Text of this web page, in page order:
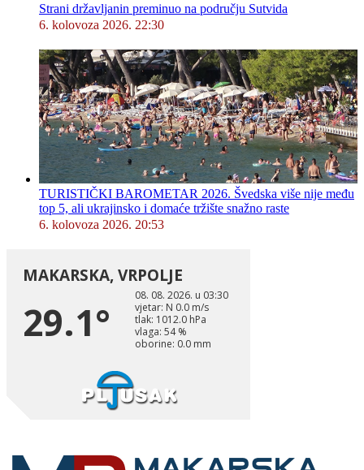
Strani državljanin preminuo na području Sutvida
6. kolovoza 2026. 22:30
TURISTIČKI BAROMETAR 2026. Švedska više nije među
top 5, ali ukrajinsko i domaće tržište snažno raste
6. kolovoza 2026. 20:53